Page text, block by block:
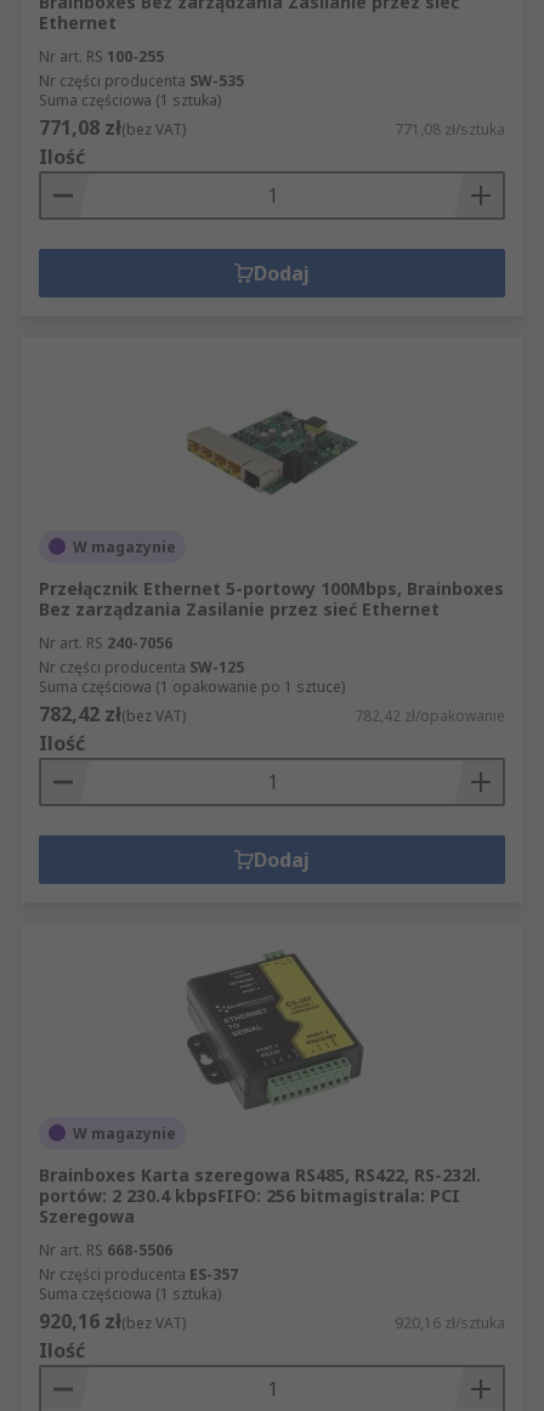
Ethernet
Nr art. RS 100-255
Nr części producenta SW-535
Suma częściowa (1 sztuka)
771,08 zł(bez VAT) 771,08 zł/sztuka
Ilość
Dodaj
W magazynie
Przełącznik Ethernet 5-portowy 100Mbps, Brainboxes
Bez zarządzania Zasilanie przez sieć Ethernet
Nr art. RS 240-7056
Nr części producenta SW-125
Suma częściowa (1 opakowanie po 1 sztuce)
782,42 zł(bez VAT) 782,42 zł/opakowanie
Ilość
Dodaj
W magazynie
Brainboxes Karta szeregowa RS485, RS422, RS-232l.
portów: 2 230.4 kbpsFIFO: 256 bitmagistrala: PCI
Szeregowa
Nr art. RS 668-5506
Nr części producenta ES-357
Suma częściowa (1 sztuka)
920,16 zł(bez VAT) 920,16 zł/sztuka
Ilość